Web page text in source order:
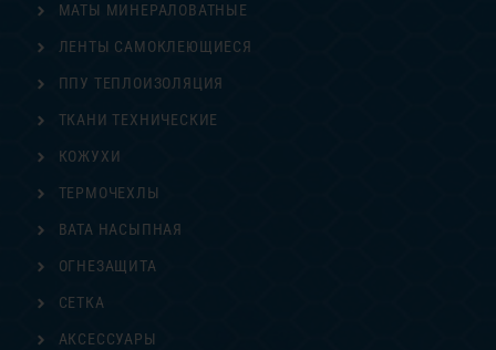
МАТЫ МИНЕРАЛОВАТНЫЕ
ЛЕНТЫ САМОКЛЕЮЩИЕСЯ
ППУ ТЕПЛОИЗОЛЯЦИЯ
ТКАНИ ТЕХНИЧЕСКИЕ
КОЖУХИ
ТЕРМОЧЕХЛЫ
ВАТА НАСЫПНАЯ
ОГНЕЗАЩИТА
СЕТКА
АКСЕССУАРЫ